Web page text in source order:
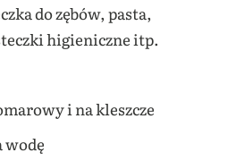
do zębów, pasta,
higieniczne itp.
i na kleszcze
wodę